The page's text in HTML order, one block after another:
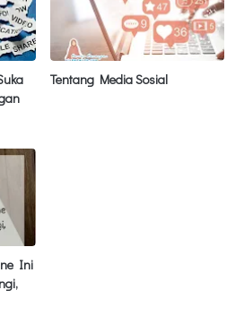
Tentang Media Sosial
Ini